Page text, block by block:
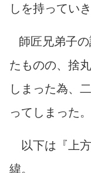
しを持ってい
師匠兄弟子
たものの、捨
しまった為、
ってしまった。
以下は『上
緯。